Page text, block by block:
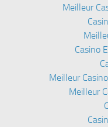
Meilleur
Casino
Meilleur
Meilleur